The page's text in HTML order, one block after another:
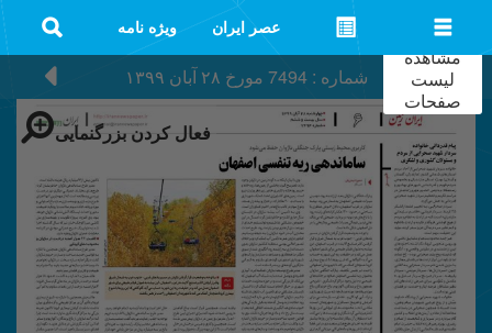
عصر ایران ویژه نامه
شماره : 7494 مورخ ۲۸ آبان ۱۳۹۹
فعال کردن بزرگنمایی
مشاهده
لیست
صفحات